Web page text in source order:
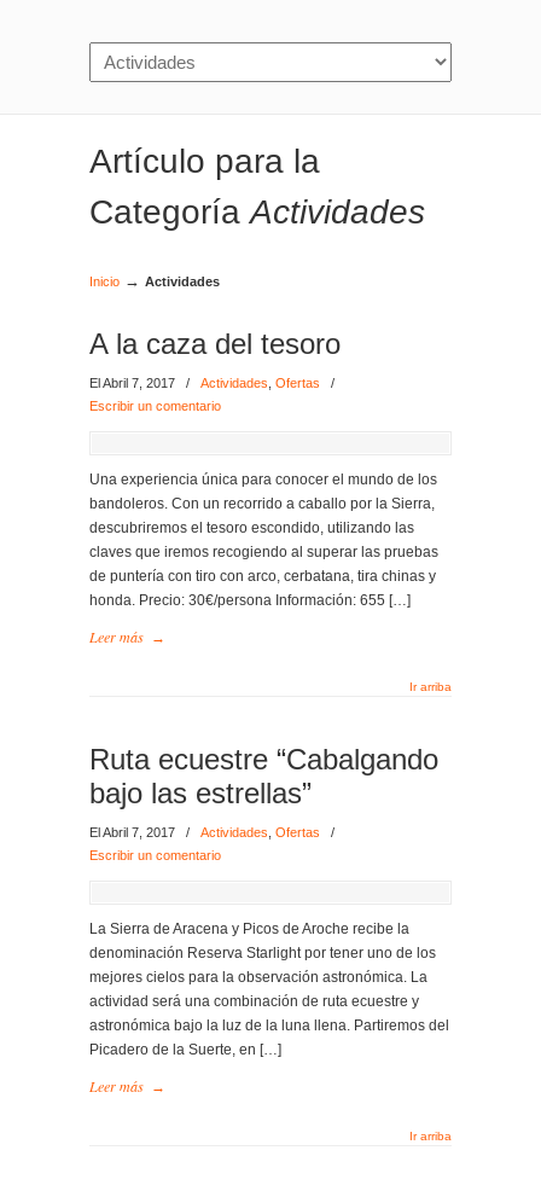
Artículo para la
CategoríaActividades
Inicio → Actividades
A la caza del tesoro
El Abril 7, 2017 / Actividades Ofertas
/
Escribir un comentario
Una experiencia única para conocer el mundo de los
bandoleros. Con un recorrido a caballo por la Sierra,
descubriremos el tesoro escondido, utilizando las
claves que iremos recogiendo al superar las pruebas
de puntería con tiro con arco, cerbatana, tira chinas y
honda. Precio: 30€/persona Información: 655 […]
Leer más →
Ir arriba
Ruta ecuestre “Cabalgando
bajo las estrellas”
El Abril 7, 2017 / Actividades Ofertas
/
Escribir un comentario
La Sierra de Aracena y Picos de Aroche recibe la
denominación Reserva Starlight por tener uno de los
mejores cielos para la observación astronómica. La
actividad será una combinación de ruta ecuestre y
astronómica bajo la luz de la luna llena. Partiremos del
Picadero de la Suerte, en […]
Leer más →
Ir arriba